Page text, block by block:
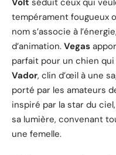
Volt séduit ceux qui
tempérament fougueux
nom s’associe à
d’animation. Vegas
parfait pour un chien
Vador, clin d’œil à une
porté par les amateurs
inspiré par la star du
sa lumière, convenant
une femelle.